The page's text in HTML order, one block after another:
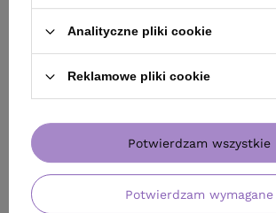
Analityczne pliki cookie
Reklamowe pliki cookie
Potwierdzam wymagane
Potwierdzam wszystkie